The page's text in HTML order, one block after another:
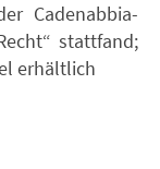
Cadenabbia-
stattfand;
erhältlich